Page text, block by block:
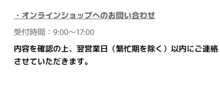
・オンラインショップへのお問い合わせ
受付時間：9:00～17:00
内容を確認の上、翌営業日（繁忙期を除く）以内にご連絡
させていただきます。